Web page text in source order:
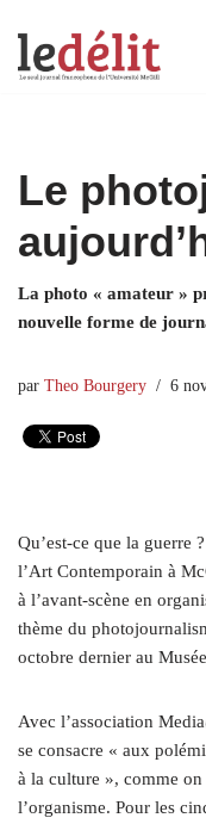
Aller
Le
La photo « amateur »
nouvelle forme de
par Theo Bourgery 6
Qu’est-ce que la guerre
l’Art Contemporain à
à l’avant-scène en
thème du
octobre dernier au
Avec l’association
se consacre « aux
à la culture », comme
l’organisme. Pour les